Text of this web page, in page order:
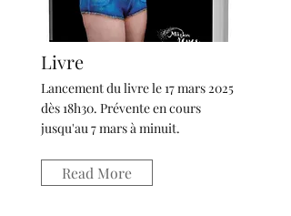
Livre
Lancement du livre le 17 mars 2025
dès 18h30. Prévente en cours
jusqu'au 7 mars à minuit.
Read More